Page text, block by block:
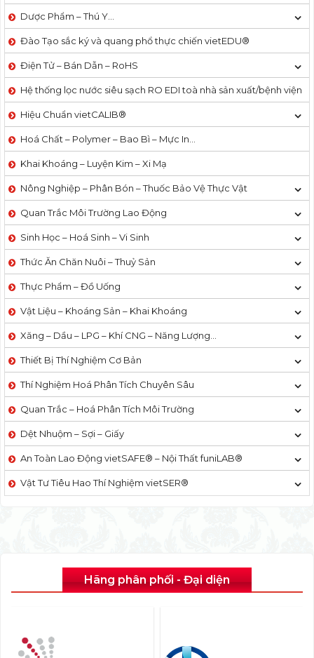
Dược Phẩm – Thú Y…
Đào Tạo sắc ký và quang phổ thực chiến vietEDU®
Điện Tử – Bán Dẫn – RoHS
Hệ thống lọc nước siêu sạch RO EDI​​ toà nhà sản xuất/bệnh viện
Hiệu Chuẩn vietCALIB®
Hoá Chất – Polymer – Bao Bì – Mực In…
Khai Khoáng – Luyện Kim – Xi Mạ
Nông Nghiệp – Phân Bón – Thuốc Bảo Vệ Thực Vật
Quan Trắc Môi Trường Lao Động
Sinh Học – Hoá Sinh – Vi Sinh
Thức Ăn Chăn Nuôi – Thuỷ Sản
Thực Phẩm – Đồ Uống
Vật Liệu – Khoáng Sản – Khai Khoáng
Xăng – Dầu – LPG – Khí CNG – Năng Lượng…
Thiết Bị Thí Nghiệm Cơ Bản
Thí Nghiệm Hoá Phân Tích Chuyên Sâu
Quan Trắc – Hoá Phân Tích Môi Trường
Dệt Nhuộm – Sợi – Giấy
An Toàn Lao Động vietSAFE® – Nội Thất funiLAB®
Vật Tư Tiêu Hao Thí Nghiệm vietSER®
Hãng phân phối - Đại diện